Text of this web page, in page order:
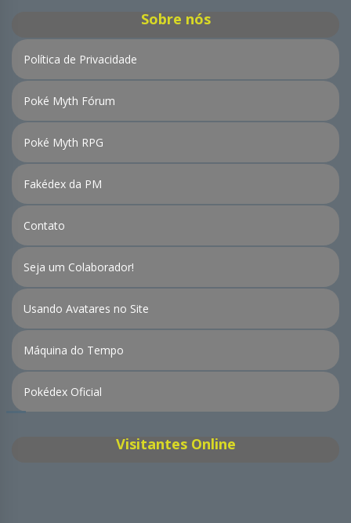
Sobre nós
Política de Privacidade
Poké Myth Fórum
Poké Myth RPG
Fakédex da PM
Contato
Seja um Colaborador!
Usando Avatares no Site
Máquina do Tempo
Pokédex Oficial
Visitantes Online